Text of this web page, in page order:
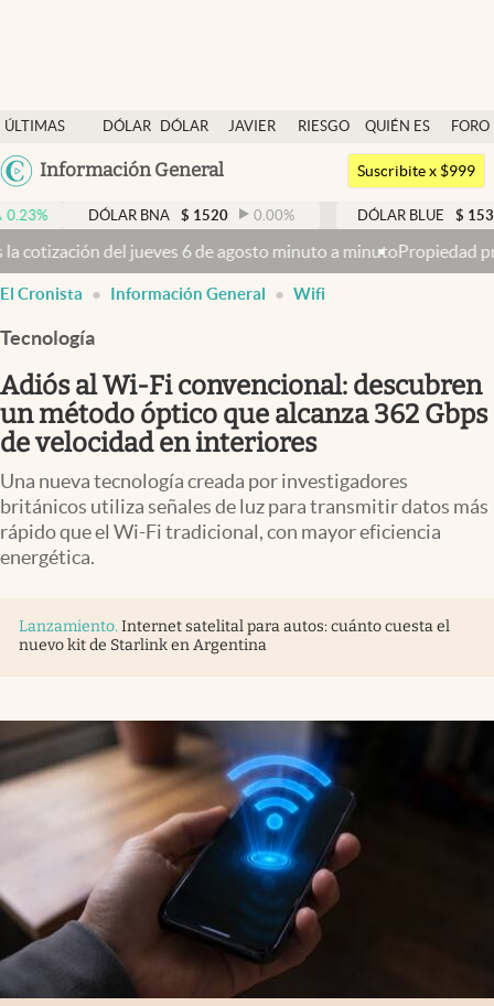
ÚLTIMAS
NOTICIAS
DÓLAR
DÓLAR
JAVIER
RIESGO
QUIÉN ES
QUIÉN
FORO
Argentina
México
USA
Información General
Dólar
Members
Economía y Política
Finanzas y Mercados
Mercados Online
Negocios
Columnistas
Otras secciones
Infotechnology
Clase
Mundial 2026
abre en nueva pestaña
Suscribite x $999
DÓLAR BNA $ 1520 0.00% DÓLAR BLUE $ 1530 -0.65
6 de agosto minuto a minutoPropiedad privada: con cruces y
El Cronista Información General Wifi
Tecnología
Adiós al Wi-Fi convencional: descubren
un método óptico que alcanza 362 Gbps
de velocidad en interiores
Una nueva tecnología creada por investigadores
británicos utiliza señales de luz para transmitir datos más
rápido que el Wi-Fi tradicional, con mayor eficiencia
energética.
Lanzamiento. Internet satelital para autos: cuánto cuesta el
nuevo kit de Starlink en Argentina